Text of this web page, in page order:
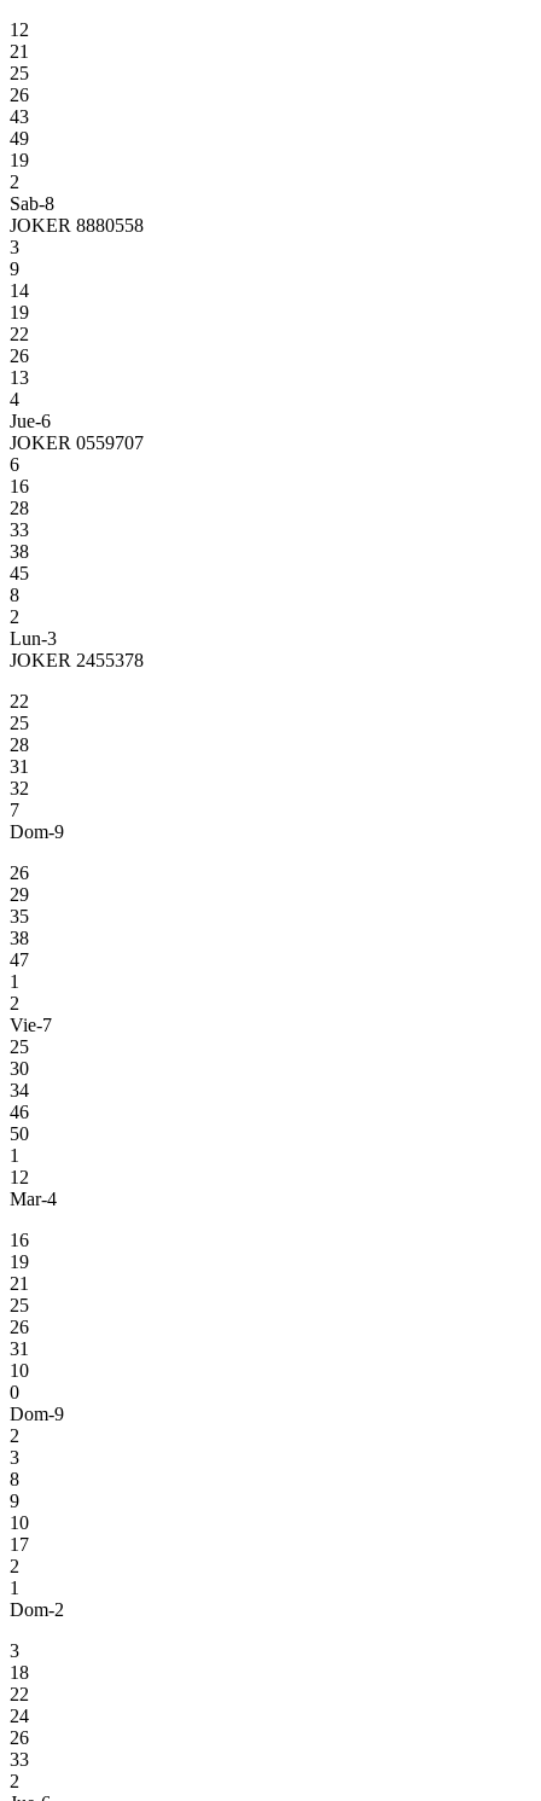
12
21
25
26
43
49
19
2
Sab-8
JOKER 8880558
3
9
14
19
22
26
13
4
Jue-6
JOKER 0559707
6
16
28
33
38
45
8
2
Lun-3
JOKER 2455378
22
25
28
31
32
7
Dom-9
26
29
35
38
47
1
2
Vie-7
25
30
34
46
50
1
12
Mar-4
16
19
21
25
26
31
10
0
Dom-9
2
3
8
9
10
17
2
1
Dom-2
3
18
22
24
26
33
2